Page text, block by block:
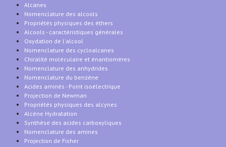
Alcanes
Nomenclature des alcools
Propriétés physiques des éthers
Alcools - caractéristiques générales
Oxydation de l'alcool
Nomenclature des cycloalcanes
Chiralité moléculaire et énantiomères
Nomenclature des anhydrides
Nomenclature du benzène
Acides aminés - Point isoélectrique
Projection de Newman
Propriétés physiques des alcynes
Alcène Hydratation
Synthèse des acides carboxyliques
Nomenclature des amines
Projection de Fisher